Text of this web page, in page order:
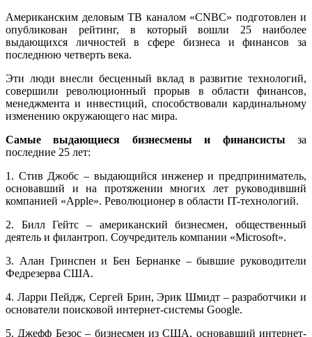
Американским деловым ТВ каналом «CNBC» подготовлен и
опубликован рейтинг, в который вошли 25 наиболее
выдающихся личностей в сфере бизнеса и финансов за
последнюю четверть века.
Эти люди внесли бесценный вклад в развитие технологий,
совершили революционный прорыв в области финансов,
менеджмента и инвестиций, способствовали кардинальному
изменению окружающего нас мира.
Самые выдающиеся бизнесмены и финансисты за
последние 25 лет:
1. Стив Джобс – выдающийся инженер и предприниматель,
основавший и на протяжении многих лет руководивший
компанией «Apple». Революционер в области IT-технологий.
2. Билл Гейтс – американский бизнесмен, общественный
деятель и филантроп. Соучредитель компании «Microsoft».
3. Алан Гринспен и Бен Бернанке – бывшие руководители
Федрезерва США.
4. Ларри Пейдж, Сергей Брин, Эрик Шмидт – разработчики и
основатели поисковой интернет-системы Google.
5. Джефф Безос – бизнесмен из США, основавший интернет-